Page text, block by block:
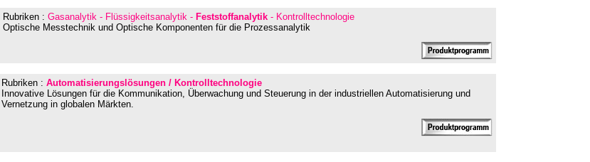
Rubriken : Gasanalytik - Flüssigkeitsanalytik - Feststoffanalytik - Kontrolltechnologie
Optische Messtechnik und Optische Komponenten für die Prozessanalytik
Rubriken : Automatisierungslösungen / Kontrolltechnologie
Innovative Lösungen für die Kommunikation, Überwachung und Steuerung in der industriellen Automatisierung und
Vernetzung in globalen Märkten.